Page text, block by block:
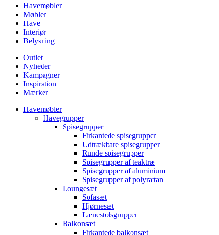
Havemøbler
Møbler
Have
Interiør
Belysning
Outlet
Nyheder
Kampagner
Inspiration
Mærker
Havemøbler
Havegrupper
Spisegrupper
Firkantede spisegrupper
Udtrækbare spisegrupper
Runde spisegrupper
Spisegrupper af teaktræ
Spisegrupper af aluminium
Spisegrupper af polyrattan
Loungesæt
Sofasæt
Hjørnesæt
Lænestolsgrupper
Balkonsæt
Firkantede balkonsæt